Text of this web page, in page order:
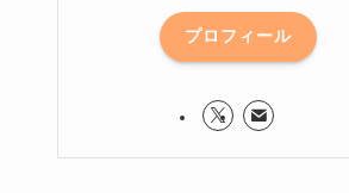
プロフィール